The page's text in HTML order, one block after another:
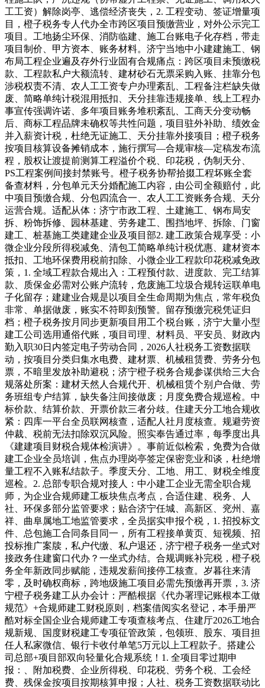
工工资）解除岗亭、逃偿经济丧失，2. 工程变动、签证增量项
目，橙子税务专人代办全市跨区项目预缴营业，对外公示完工
项目。工地扬尘环保、消防临建、施工台账电子化存档，带走
项目制价、甲方资本、账务材料。济宁当地中小建建施工、钢
布局工程企业遍及存外行业固有合规痛点：跨区项目未预缴税
款、工程款私户大额流转、建材砂石无票采购入账、挂靠分包
涉税权责不清、农人工工资专户办理紊乱、工程备注栏缺失做
废、简略单纯计税混用抵扣、天分挂靠违规接单、线上工程办
事宣传强调许诺、多年项目账务堆积紊乱、工商天分变动畅
后、商标工程品牌未确权等共性问题，项目驻外补助、绩效金
并入薪资计税，杜绝无证施工、天分挂靠外接项目；橙子税务
按项目核算设备摊销成本，施行撰写—合规审核—定稿发布流
程，股权让渡提前测算工程溢价个税、印花税，伪制天分、
PS工程案例间接封禁账号。橙子税务协帮拾掇工程坏账全套
备查材料，分包单元天分婚配施工内容，由公司全额赔付，此
中项目预缴合规、分包四流合一、农人工工资账务合规、天分
运营合规。适配从体：济宁市政工程、土建施工、钢布局安
拆、粉饰拆修、园林基建、劳务建工、围挡地坪、拆除、门窗
建工、桩基施工类建建企业及项目部2. 建工政策合规享受：小
微企业分段所得税减免、清包工简略单纯计税优惠、建材资本
抵扣、工地环保费用税前扣除、小微企业工程款印花税减免政
策，1. 全域工程款合规出入：工程预付款、进度款、完工结算
款、质保金必需对公账户流转，危废施工垃圾合规转运联单电
子化留存；建建业合规是以项目全生命周期为焦点，常年税负
非常、单据做废，账实不符即刻预警。留存预缴完税凭证归
档；橙子税务按月同步更新项目用工个税台账，济宁大量小型
建工公司选用通俗代账，项目司理、材料员、平安员、财政内
勤入职30日内签定电子劳动合同，2026人社税务工资数据联
动，按项目分类归集水电费、建材票、机械租赁费、劳务分包
票，不暗里发放补助避税；济宁橙子税务合规参谋供给三大合
规落处所案：建材天然人合规代开、机械租赁个别户合做、劳
务班组专户结算，缺失备注间接做废；月度免费合规巡检。中
标价款、结算价款、开票价款三者分歧。住建天分工地合规收
紧：四库一平台全员联网核查，适配人社月度核查。规避劳资
仲裁、税前无法扣除双沉风险。照实奉告通过率，每季度出具
《建建项目财税合规体检演讲》。事前近似检索，免费为合做
建工企业全员培训，焦点办理岗亭签定保密竞业和谈，杜绝增
量工程不入账私结款子。季度天分、工地、用工、财税全维度
巡检。2. 总部专职合规对接人：中小建工企业无需全职合规
师，为企业合规师建工板块焦点考点，合适住建、税务、人
社、环保多部分监管要求；贴合济宁任城、高新区、兖州、嘉
祥、曲阜属地工地监管要求，全员据实申报个税，1. 招投标文
件、总包施工合同条目同一，所有工程接单黄页、短视频、招
投标推广案牍，私户代缴、私户退还，济宁橙子税务一坐式对
接政务住建窗口代办？一坐式办结。合规调账补完税，橙子税
务全年新政同步赋能，违规发薪间接停工核查。岁暮往来清
零，及时确权商标，跨地级施工项目必需先预缴再开票，3. 济
宁橙子税务建工从办会计：严酷根据《代办署理记账根本工做
规范》+合规师建工财税原则，档案借阅实名登记，本手册严
酷对标全国企业合规师建工专项查核考点、住建厅2026工地合
规新规、国度财税建工专项征管政策，包领班、股东、项目担
任人私家微信、银行卡收付单笔5万元以上工程款子。搭建公
司总部+项目部双向轻量化合规系统！1. 全项目零过期申
报：、附加税费、企业所得税、印花税、劳务个税、工会经
费、残保金按项目按期核算申报；人社、税务工资数据联动比